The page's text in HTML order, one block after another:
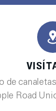
de
Road